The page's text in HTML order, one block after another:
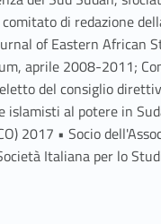
di redazione
of Eastern African
aprile 2008-2011;
del consiglio
al potere in
2017 • Socio
Italiana per lo